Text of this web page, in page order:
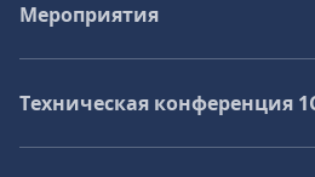
Мероприятия
Техническая конференция